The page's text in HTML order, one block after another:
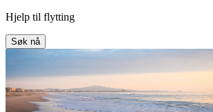
Hjelp til flytting
Søk nå